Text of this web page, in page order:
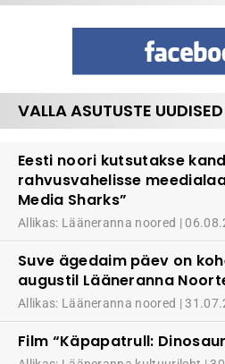
VALLA ASUTUSTE UUDISED
Eesti noori kutsutakse
rahvusvahelisse
Media Sharks”
Allikas: Lääneranna noored
Suve ägedaim päev on
augustil Lääneranna
Allikas: Lääneranna noored
Film “Käpapatrull: